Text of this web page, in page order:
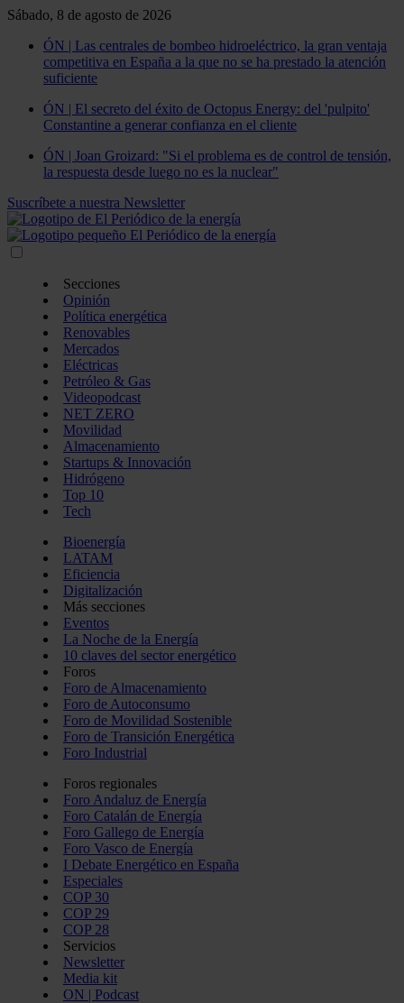
Sábado, 8 de agosto de 2026
ÓN | Las centrales de bombeo hidroeléctrico, la gran ventaja
competitiva en España a la que no se ha prestado la atención
suficiente
ÓN | El secreto del éxito de Octopus Energy: del 'pulpito'
Constantine a generar confianza en el cliente
ÓN | Joan Groizard: "Si el problema es de control de tensión,
la respuesta desde luego no es la nuclear"
Suscríbete a nuestra Newsletter
Secciones
Opinión
Política energética
Renovables
Mercados
Eléctricas
Petróleo & Gas
Videopodcast
NET ZERO
Movilidad
Almacenamiento
Startups & Innovación
Hidrógeno
Top 10
Tech
Bioenergía
LATAM
Eficiencia
Digitalización
Más secciones
Eventos
La Noche de la Energía
10 claves del sector energético
Foros
Foro de Almacenamiento
Foro de Autoconsumo
Foro de Movilidad Sostenible
Foro de Transición Energética
Foro Industrial
Foros regionales
Foro Andaluz de Energía
Foro Catalán de Energía
Foro Gallego de Energía
Foro Vasco de Energía
I Debate Energético en España
Especiales
COP 30
COP 29
COP 28
Servicios
Newsletter
Media kit
ON | Podcast